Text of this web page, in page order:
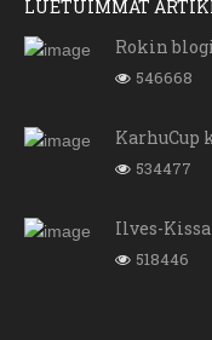
LUETUIMMAT
Rokin
546668
KarhuCup
534477
Ilves-
518446